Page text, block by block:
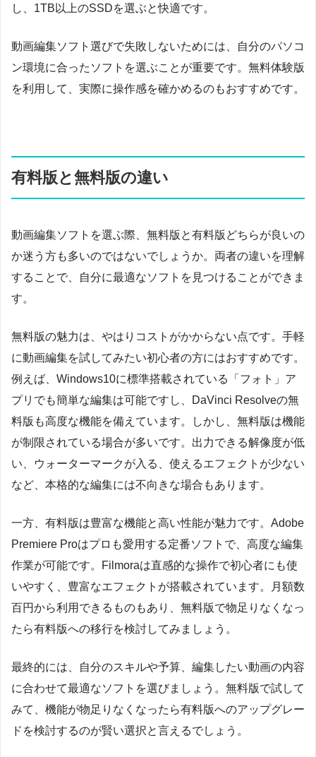
し、1TB以上のSSDを選ぶと快適です。
動画編集ソフト選びで失敗しないためには、自分のパソコ
ン環境に合ったソフトを選ぶことが重要です。無料体験版
を利用して、実際に操作感を確かめるのもおすすめです。
有料版と無料版の違い
動画編集ソフトを選ぶ際、無料版と有料版どちらが良いの
か迷う方も多いのではないでしょうか。両者の違いを理解
することで、自分に最適なソフトを見つけることができま
す。
無料版の魅力は、やはりコストがかからない点です。手軽
に動画編集を試してみたい初心者の方にはおすすめです。
例えば、Windows10に標準搭載されている「フォト」ア
プリでも簡単な編集は可能ですし、DaVinci Resolveの無
料版も高度な機能を備えています。しかし、無料版は機能
が制限されている場合が多いです。出力できる解像度が低
い、ウォーターマークが入る、使えるエフェクトが少ない
など、本格的な編集には不向きな場合もあります。
一方、有料版は豊富な機能と高い性能が魅力です。Adobe
Premiere Proはプロも愛用する定番ソフトで、高度な編集
作業が可能です。Filmoraは直感的な操作で初心者にも使
いやすく、豊富なエフェクトが搭載されています。月額数
百円から利用できるものもあり、無料版で物足りなくなっ
たら有料版への移行を検討してみましょう。
最終的には、自分のスキルや予算、編集したい動画の内容
に合わせて最適なソフトを選びましょう。無料版で試して
みて、機能が物足りなくなったら有料版へのアップグレー
ドを検討するのが賢い選択と言えるでしょう。